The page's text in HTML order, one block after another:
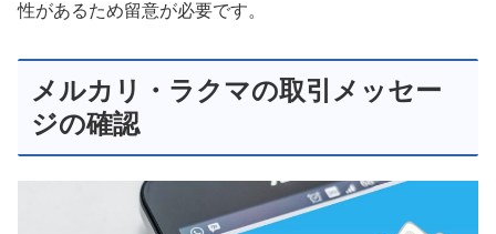
性があるため留意が必要です。
メルカリ・ラクマの取引メッセー
ジの確認